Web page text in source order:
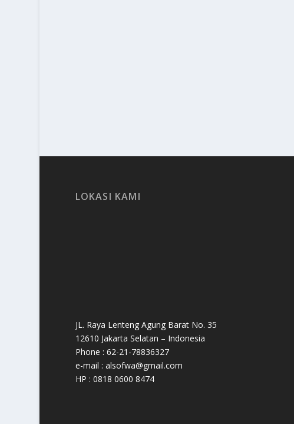
LOKASI KAMI
JL. Raya Lenteng Agung Barat No. 35
12610 Jakarta Selatan – Indonesia
Phone : 62-21-78836327
e-mail : alsofwa@gmail.com
HP : 0818 0600 8474